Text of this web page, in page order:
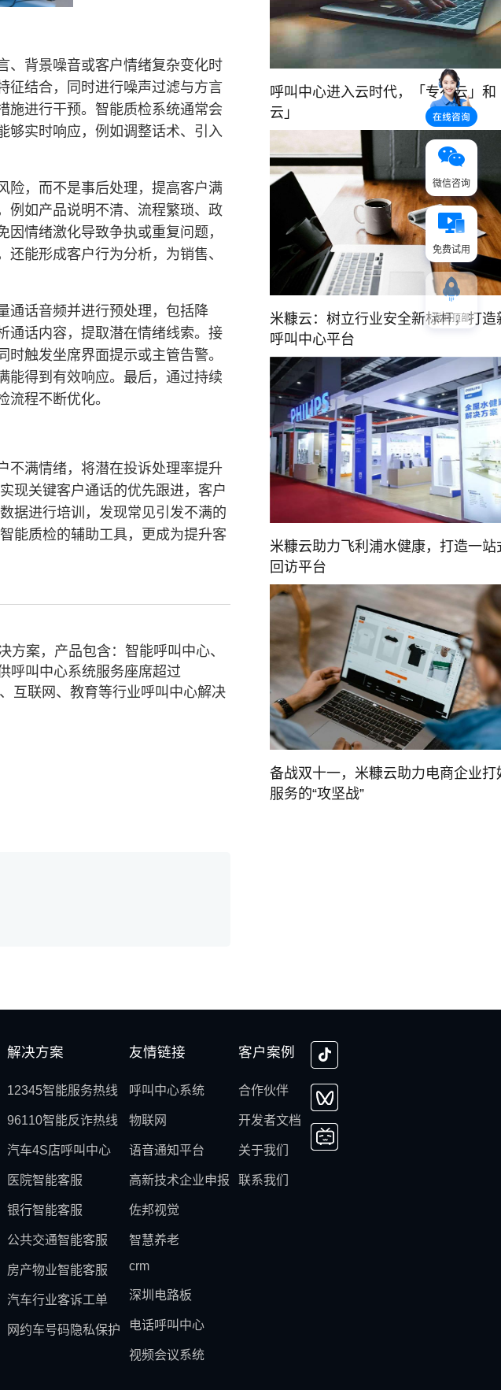
、背景噪音或客户情绪复杂变化时
征结合，同时进行噪声过滤与方言
施进行干预。智能质检系统通常会
够实时响应，例如调整话术、引入
险，而不是事后处理，提高客户满
例如产品说明不清、流程繁琐、政
情绪激化导致争执或重复问题，
能形成客户行为分析，为销售、
通话音频并进行预处理，包括降
通话内容，提取潜在情绪线索。接
触发坐席界面提示或主管告警。
能得到有效响应。最后，通过持续
程不断优化。
不满情绪，将潜在投诉处理率提升
现关键客户通话的优先跟进，客户
据进行培训，发现常见引发不满的
能质检的辅助工具，更成为提升客
案，产品包含：智能呼叫中心、
呼叫中心系统服务座席超过
互联网、教育等行业呼叫中心解决
呼叫中心进入云时代，「专有云」和
云」
米糠云：树立行业安全新标杆，打造
呼叫中心平台
米糠云助力飞利浦水健康，打造一站
回访平台
备战双十一，米糠云助力电商企业打
服务的“攻坚战”
解决方案
12345智能服务热线
96110智能反诈热线
汽车4S店呼叫中心
医院智能客服
银行智能客服
公共交通智能客服
房产物业智能客服
汽车行业客诉工单
网约车号码隐私保护
友情链接
呼叫中心系统
物联网
语音通知平台
高新技术企业申报
佐邦视觉
智慧养老
crm
深圳电路板
电话呼叫中心
视频会议系统
客户案例
合作伙伴
开发者文档
关于我们
联系我们
微信咨询
免费试用
返回顶部